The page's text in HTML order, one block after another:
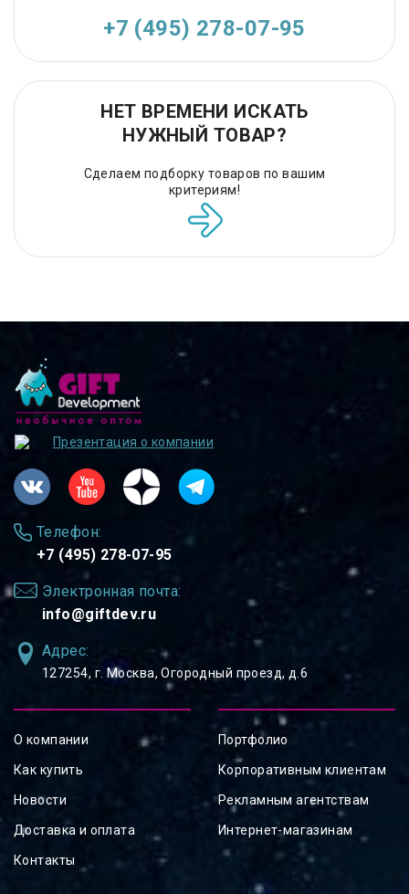
+7 (495) 278-07-95
НЕТ ВРЕМЕНИ ИСКАТЬ
НУЖНЫЙ ТОВАР?
Сделаем подборку товаров по вашим
критериям!
Презентация о компании
Телефон:
+7 (495) 278-07-95
Электронная почта:
info@giftdev.ru
Адрес:
127254, ⁠г. Москва, Огородный проезд, д.6
О компании
Как купить
Новости
Доставка и оплата
Контакты
Портфолио
Корпоративным клиентам
Рекламным агентствам
Интернет-магазинам